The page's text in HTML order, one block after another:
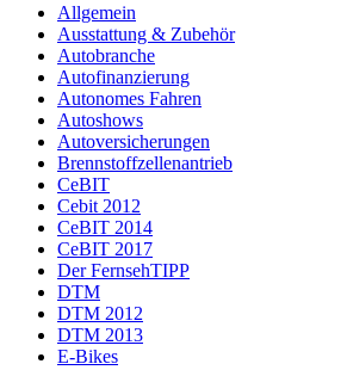
Allgemein
Ausstattung & Zubehör
Autobranche
Autofinanzierung
Autonomes Fahren
Autoshows
Autoversicherungen
Brennstoffzellenantrieb
CeBIT
Cebit 2012
CeBIT 2014
CeBIT 2017
Der FernsehTIPP
DTM
DTM 2012
DTM 2013
E-Bikes